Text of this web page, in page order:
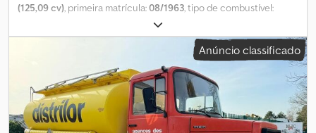
(125,09 cv) , primeira matrícula:08/1963 , tipo de combustível:
2 eixos
engrenagem:mecânico, Magirus Deutz F Mercur 125 A, veículo de
bombeiros 4x4, ano de fabricação 1963 Tudo à primeira vista: ·
Primeira matrícula: 28.08.1963 · Motor: 125 CV / 92 kW ·
Quilometragem: 547.311 km · Distância entre eixos: 3 mm · Cor:
Vermelha · Transmissão: Manual · Pneus: 1º eixo: 8,25-20 2º eixo:
8,25-20 · Observação: Disponível imediatamente Equipamento
especial: · Magirus Deutz F Mercur 125 A 4x4, veículo de bombeiros
Anúncio classificado